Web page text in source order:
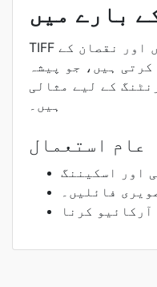
TIFF فائلیں اعلی بٹ گہرائیوں اور نقصان کے
ہیں، جو پیشہ
کے لیے مثالی
ہیں۔
عام استعمال
اور اسکیننگ
فائلیں۔
کرنا